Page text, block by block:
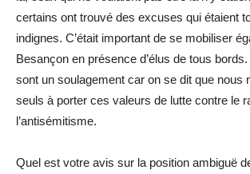
certains ont trouvé des excuses qui étaient
indignes. C’était important de se mobiliser
Besançon en présence d’élus de tous
sont un soulagement car on se dit que nous
seuls à porter ces valeurs de lutte contre le
l’antisémitisme.
Quel est votre avis sur la position ambiguë